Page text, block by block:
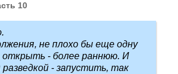
10
не плохо бы еще одну
открыть - более раннюю. И
- запустить, так